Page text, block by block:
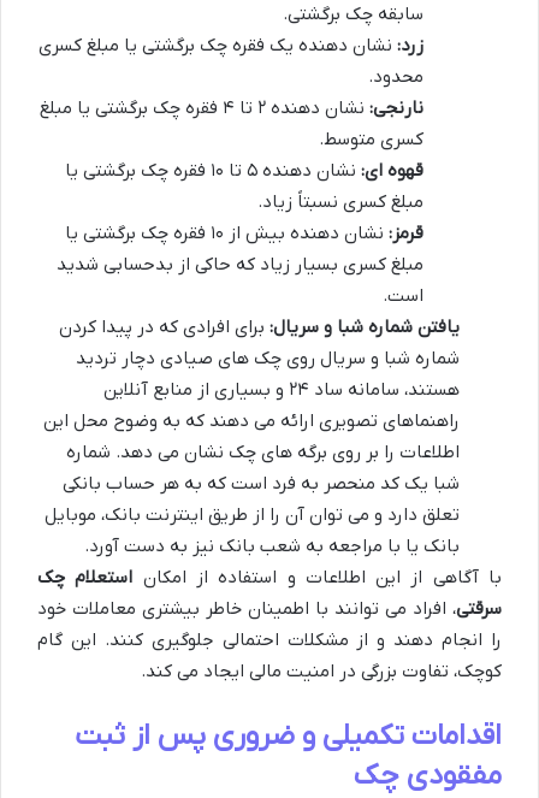
سابقه چک برگشتی.
زرد: نشان دهنده یک فقره چک برگشتی یا مبلغ کسری
محدود.
نارنجی:
نشان دهنده ۲ تا ۴ فقره چک برگشتی یا مبلغ
کسری متوسط.
قهوه ای:
نشان دهنده ۵ تا ۱۰ فقره چک برگشتی یا
مبلغ کسری نسبتاً زیاد.
قرمز:
نشان دهنده بیش از ۱۰ فقره چک برگشتی یا
مبلغ کسری بسیار زیاد که حاکی از بدحسابی شدید
است.
یافتن شماره شبا و سریال: برای افرادی که در پیدا کردن
شماره شبا و سریال روی چک های صیادی دچار تردید
هستند، سامانه ساد ۲۴ و بسیاری از منابع آنلاین
راهنماهای تصویری ارائه می دهند که به وضوح محل این
اطلاعات را بر روی برگه های چک نشان می دهد. شماره
شبا یک کد منحصر به فرد است که به هر حساب بانکی
تعلق دارد و می توان آن را از طریق اینترنت بانک، موبایل
بانک یا با مراجعه به شعب بانک نیز به دست آورد.
با آگاهی از این اطلاعات و استفاده از امکان استعلام چک
سرقتی، افراد می توانند با اطمینان خاطر بیشتری معاملات خود
را انجام دهند و از مشکلات احتمالی جلوگیری کنند. این گام
کوچک، تفاوت بزرگی در امنیت مالی ایجاد می کند.
اقدامات تکمیلی و ضروری پس از ثبت
مفقودی چک